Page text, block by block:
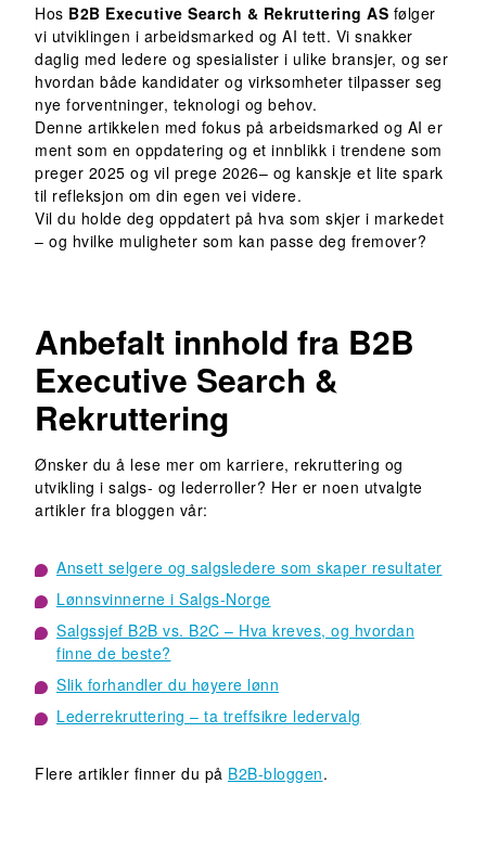
Hos B2B Executive Search & Rekruttering AS følger
vi utviklingen i arbeidsmarked og AI tett. Vi snakker
daglig med ledere og spesialister i ulike bransjer, og ser
hvordan både kandidater og virksomheter tilpasser seg
nye forventninger, teknologi og behov.
Denne artikkelen med fokus på arbeidsmarked og AI er
ment som en oppdatering og et innblikk i trendene som
preger 2025 og vil prege 2026– og kanskje et lite spark
til refleksjon om din egen vei videre.
Vil du holde deg oppdatert på hva som skjer i markedet
– og hvilke muligheter som kan passe deg fremover?
Anbefalt innhold fra B2B
Executive Search &
Rekruttering
Ønsker du å lese mer om karriere, rekruttering og
utvikling i salgs- og lederroller? Her er noen utvalgte
artikler fra bloggen vår:
Ansett selgere og salgsledere som skaper resultater
Lønnsvinnerne i Salgs-Norge
Salgssjef B2B vs. B2C – Hva kreves, og hvordan
finne de beste?
Slik forhandler du høyere lønn
Lederrekruttering – ta treffsikre ledervalg
Flere artikler finner du på B2B-bloggen.